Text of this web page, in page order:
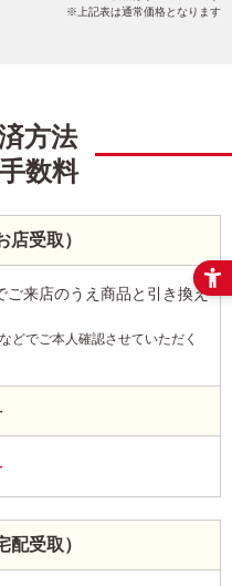
上記表は通常価格となります
方法
数料
店受取）
ご来店のうえ商品と引き換え
どでご本人確認させていただく
配受取）